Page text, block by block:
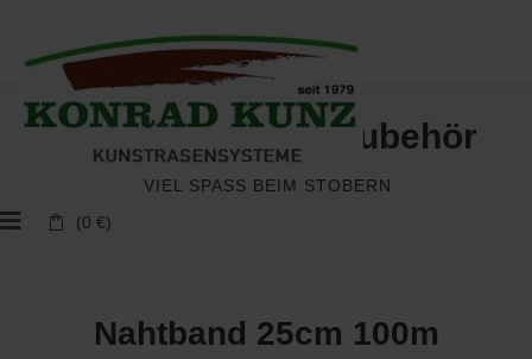
(0 €)
Kunstrasen und Zubehör
VIEL SPASS BEIM STÖBERN
Nahtband 25cm 100m